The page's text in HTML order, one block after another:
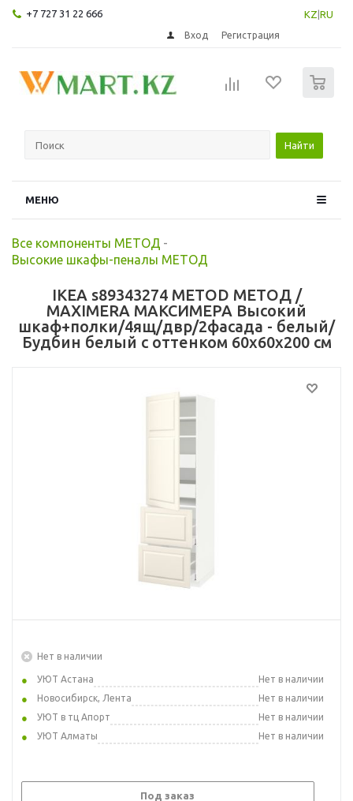
+7 727 31 22 666 KZ RU
Вход Регистрация
Найти
МЕНЮ
Все компоненты МЕТОД -
Высокие шкафы-пеналы МЕТОД
IKEA s89343274 METOD МЕТОД /
MAXIMERA МАКСИМЕРА Высокий
шкаф+полки/4ящ/двр/2фасада - белый/
Будбин белый с оттенком 60x60x200 см
Нет в наличии
УЮТ Астана
Нет в наличии
Новосибирск, Лента
Нет в наличии
УЮТ в тц Апорт
Нет в наличии
УЮТ Алматы
Нет в наличии
Под заказ